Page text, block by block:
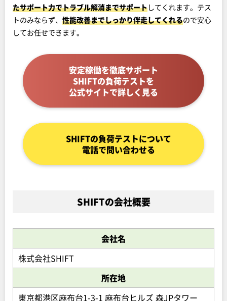
たサポート力でトラブル解消までサポートしてくれます。テス
トのみならず、 性能改善までしっかり伴走してくれるので安心
してお任せできます。
安定稼働を徹底サポート
SHIFTの負荷テストを
公式サイトで詳しく見る
SHIFTの負荷テストについて
電話で問い合わせる
SHIFTの会社概要
会社名
株式会社SHIFT
所在地
東京都港区麻布台1-3-1 麻布台ヒルズ 森JPタワー